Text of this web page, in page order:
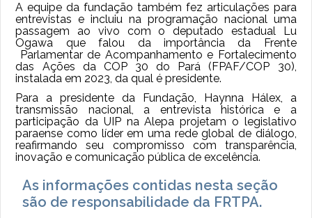
A equipe da fundação também fez articulações para
entrevistas e incluiu na programação nacional uma
passagem ao vivo com o deputado estadual Lu
Ogawa que falou da importância da Frente
Parlamentar de Acompanhamento e Fortalecimento
das Ações da COP 30 do Pará (FPAF/COP 30),
instalada em 2023, daqual é presidente.
Para a presidente da Fundação, Haynna Hálex, a
transmissão nacional, a entrevista histórica e a
participação da UIP na Alepa projetam o legislativo
paraense como líder em uma rede global de diálogo,
reafirmando seu compromisso com transparência,
inovação e comunicação pública de excelência.
As informações contidas nesta seção
são de responsabilidade da FRTPA.